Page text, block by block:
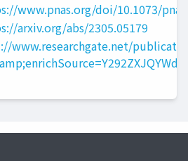
www.pnas.org/doi/10.1073/
arxiv.org/abs/2305.05179
www.researchgate.net/